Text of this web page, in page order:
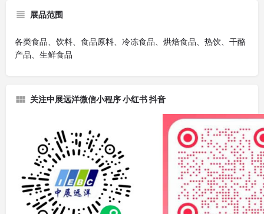
展品范围
各类食品、饮料、食品原料、冷冻食品、烘焙食品、热饮、干酪
产品、生鲜食品
关注中展远洋微信小程序 小红书 抖音